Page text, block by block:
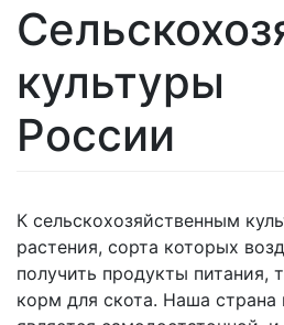
культуры
России
К сельскохозяйственным
растения, сорта которых
получить продукты питания,
корм для скота. Наша страна